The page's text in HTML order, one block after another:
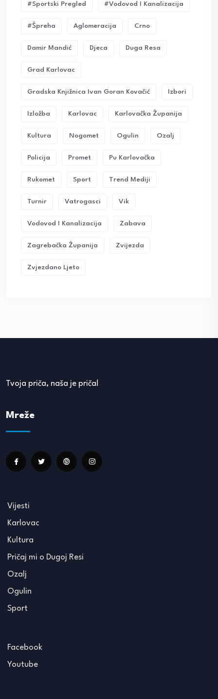
#sportski Pregled #vodovod I Kanalizacija
#Špreha Aglomeracija Crno
Damir Mandić Djeca Duga Resa
Grad Karlovac
Gradska Knjižnica Ivan Goran Kovačić Izbori
Izložba Karlovac Karlovačka Županija
Kultura Nogomet Ogulin Ozalj
Policija Promet Pu Karlovačka
Rukomet Sport Trend Mediji
Turnir Vatrogasci Vik
Vodovod I Kanalizacija Zabava
Zagrebačka Županija Zvijezda
Zvjezdano Ljeto
Tvoja priča, naša je priča!
Mreže
Vijesti
Karlovac
Kultura
Pričaj mi o Dugoj Resi
Ozalj
Ogulin
Sport
Facebook
Youtube